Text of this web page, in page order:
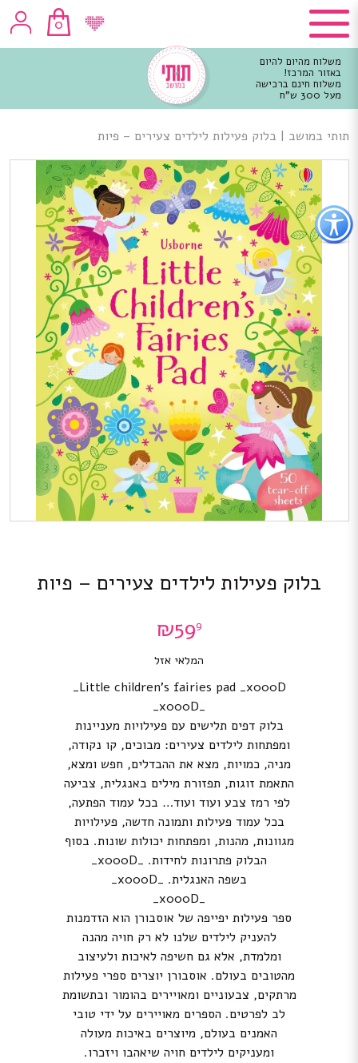
כפתור
לפתיחת
תפריט
נגישות
0
משלוח מהיום להיום
באזור המרכז!
משלוח חינם ברכישה
מעל 300 ש"ח
מרכזי
תותי במושב | בלוק פעילות לילדים צעירים – פיות
בלוק פעילות לילדים צעירים – פיות
₪599
המלאי אזל
Little children’s fairies pad _x000D_
_x000D_
בלוק דפים תלישים עם פעילויות מעניינות
ומפתחות לילדים צעירים: מבוכים, קו נקודה,
מניה, כמויות, מצא את ההבדלים, חפש ומצא,
התאמת זוגות, תפזורת מילים באנגלית, צביעה
לפי רמז צבע ועוד ועוד… בכל עמוד הפתעה,
בכל עמוד פעילות ותמונה חדשה, פעילויות
מגוונות, מהנות, ומפתחות יכולות שונות. בסוף
הבלוק פתרונות לחידות. _x000D_
בשפה האנגלית. _x000D_
_x000D_
ספר פעילות יפייפה של אוסבורן הוא הזדמנות
להעניק לילדים שלנו לא רק חויה מהנה
ומלמדת, אלא גם חשיפה לאיכות ולעיצוב
מהטובים בעולם. אוסבורן יוצרים ספרי פעילות
מרתקים, צבעוניים ומאויירים בהומור ובתשומת
לב לפרטים. הספרים מאויירים על ידי טובי
האמנים בעולם, מיוצרים באיכות מעולה
ומעניקים לילדים חויה שיאהבו ויזכרו.